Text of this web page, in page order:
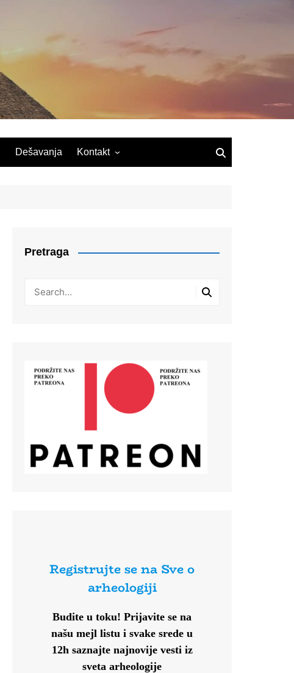
Dešavanja Kontakt
Pretraga
Registrujte se na Sve o
arheologiji
Budite u toku! Prijavite se na
našu mejl listu i svake srede u
12h saznajte najnovije vesti iz
sveta arheologije